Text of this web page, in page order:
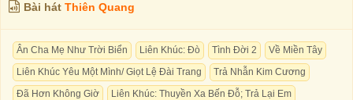
Bài hát Thiên Quang
Ân Cha Mẹ Như Trời Biển Liên Khúc: Đò Tình Đời 2
Về Miền Tây
Liên Khúc Yêu Một Mình/ Giọt Lệ Đài Trang
Trả Nhẫn Kim Cương
Đã Hơn Không Giờ
Liên Khúc: Thuyền Xa Bến Đỗ; Trả Lại Em